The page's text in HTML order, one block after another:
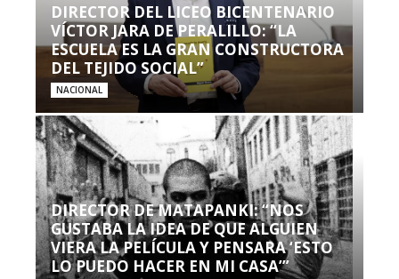
DIRECTOR DEL LICEO BICENTENARIO
VÍCTOR JARA DE PERALILLO: “LA
ESCUELA ES LA GRAN CONSTRUCTORA
DEL TEJIDO SOCIAL”
NACIONAL
DIRECTOR DE MATAPANKI: “NOS
GUSTABA LA IDEA DE QUE ALGUIEN
VIERA LA PELÍCULA Y PENSARA ‘ESTO
LO PUEDO HACER EN MI CASA’”